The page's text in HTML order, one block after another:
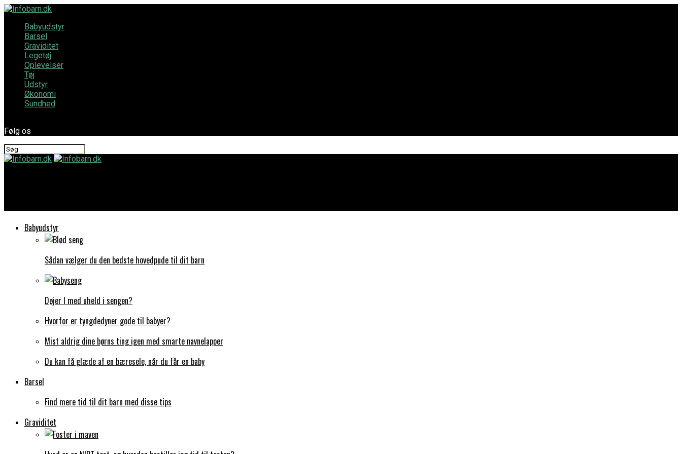
Babyudstyr
Barsel
Graviditet
Legetøj
Oplevelser
Tøj
Udstyr
Økonomi
Sundhed
Følg os
Babyudstyr
Sådan vælger du den bedste hovedpude til dit barn
Døjer I med uheld i sengen?
Hvorfor er tyngdedyner gode til babyer?
Mist aldrig dine børns ting igen med smarte navnelapper
Du kan få glæde af en bæresele, når du får en baby
Barsel
Find mere tid til dit barn med disse tips
Graviditet